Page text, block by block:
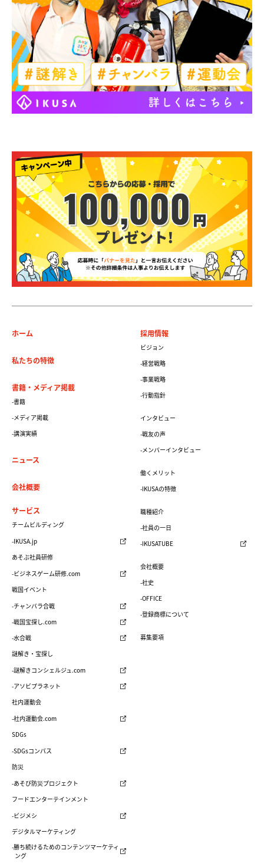
ホーム
私たちの特徴
書籍・メディア掲載
-書籍
-メディア掲載
-講演実績
ニュース
会社概要
サービス
チームビルディング
-IKUSA.jp
あそぶ社員研修
-ビジネスゲーム研修.com
戦国イベント
-チャンバラ合戦
-戦国宝探し.com
-水合戦
謎解き・宝探し
-謎解きコンシェルジュ.com
-アソビプラネット
社内運動会
-社内運動会.com
SDGs
-SDGsコンパス
防災
-あそび防災プロジェクト
フードエンターテインメント
-ビジメシ
デジタルマーケティング
-勝ち続けるためのコンテンツマーケティ
ング
採用情報
ビジョン
-経営戦略
-事業戦略
-行動指針
インタビュー
-戦友の声
-メンバーインタビュー
働くメリット
-IKUSAの特徴
職種紹介
-社員の一日
-IKUSATUBE
会社概要
-社史
-OFFICE
-登録商標について
募集要項